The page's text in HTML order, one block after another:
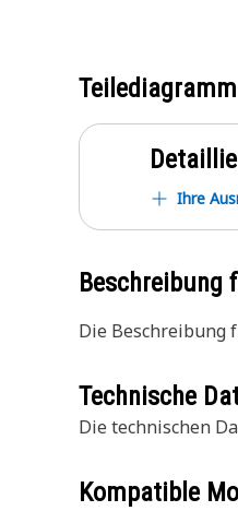
Ihre
Die Beschreibung
Technische
Die technischen
Kompatible